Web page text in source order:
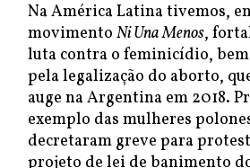
Na América Latina tivemos,
movimento Ni Una Menos,
luta contra o feminicídio,
pela legalização do aborto,
auge na Argentina em 2018.
exemplo das mulheres
decretaram greve para
projeto de lei de banimento